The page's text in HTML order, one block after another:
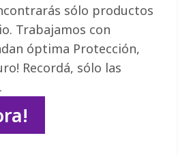
sólo productos
Trabajamos con
óptima Protección,
Recordá, sólo las